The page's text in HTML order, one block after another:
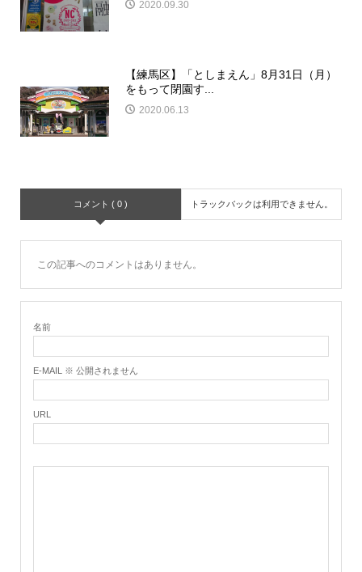
2020.09.30
【練馬区】「としまえん」8月31日（月）
をもって閉園す...
2020.06.13
コメント ( 0 ) トラックバックは利用できません。
この記事へのコメントはありません。
名前
E-MAIL ※ 公開されません
URL